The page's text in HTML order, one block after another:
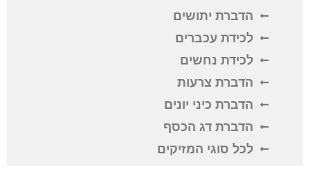
הדברת יתושים
לכידת עכברים
לכידת נחשים
הדברת צרעות
הדברת כיני יונים
הדברת דג הכסף
לכל סוגי המזיקים